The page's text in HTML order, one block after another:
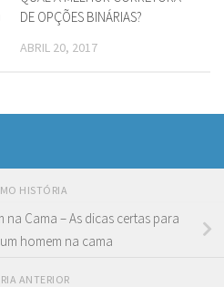
DE OPÇÕES BINÁRIAS?
ABRIL 20, 2017
HISTÓRIA
na Cama – As dicas certas para
homem na cama
ANTERIOR